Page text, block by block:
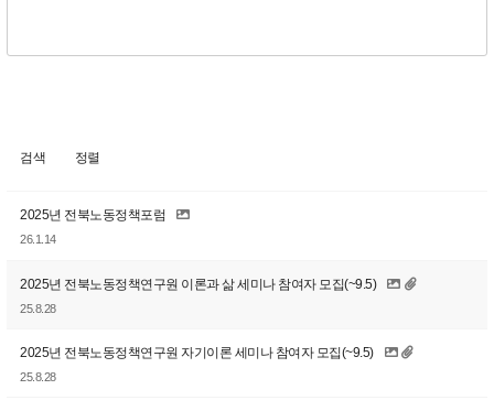
검색 정렬
2025년 전북노동정책포럼
26.1.14
2025년 전북노동정책연구원 이론과 삶 세미나 참여자 모집(~9.5)
25.8.28
2025년 전북노동정책연구원 자기이론 세미나 참여자 모집(~9.5)
25.8.28